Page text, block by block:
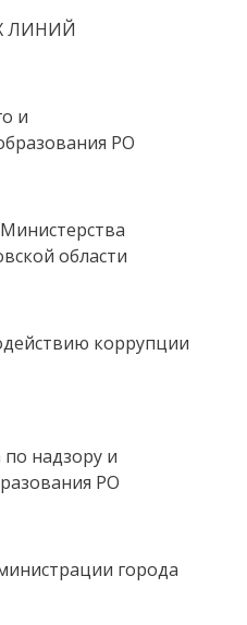
ЛИНИЙ
и
РО
области
коррупции
по надзору и
РО
города